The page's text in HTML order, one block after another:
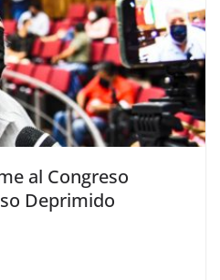
al Congreso
Deprimido